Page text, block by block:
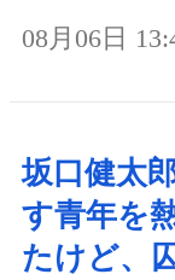
08月06日
坂口健太
す青年を
たけど、